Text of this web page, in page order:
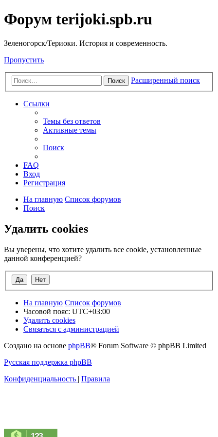
Форум terijoki.spb.ru
Зеленогорск/Териоки. История и современность.
Пропустить
Поиск Расширенный поиск
Ссылки
Темы без ответов
Активные темы
Поиск
FAQ
Вход
Регистрация
На главную Список форумов
Поиск
Удалить cookies
Вы уверены, что хотите удалить все cookie, установленные
данной конференцией?
На главную Список форумов
Часовой пояс: UTC+03:00
Удалить cookies
Связаться с администрацией
Создано на основе phpBB® Forum Software © phpBB Limited
Русская поддержка phpBB
Конфиденциальность | Правила